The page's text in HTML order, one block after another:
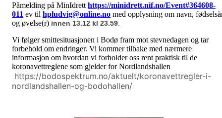
Påmelding på MinIdrett https://minidrett.nif.no/Event#364608-
011 ev til hpludvig@online.no med opplysning om navn,
og øvelse(r) innen 13.12 kl 23.59
Vi følger smittesituasjonen i Bodø fram mot stevnedagen og tar
forbehold om endringer. Vi kommer tilbake med nærmere
informasjon om hvordan vi forholder oss rent praktisk til de
koronavettreglene som gjelder for Nordlandshallen
https://bodospektrum.no/aktuelt/koronavettregler-i-
nordlandshallen-og-bodohallen/